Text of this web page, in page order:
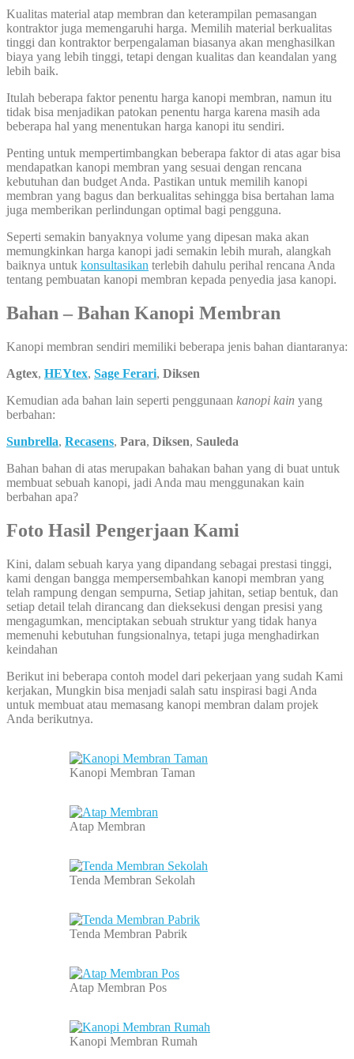
Kualitas material atap membran dan keterampilan pemasangan
kontraktor juga memengaruhi harga. Memilih material berkualitas
tinggi dan kontraktor berpengalaman biasanya akan menghasilkan
biaya yang lebih tinggi, tetapi dengan kualitas dan keandalan yang
lebih baik.
Itulah beberapa faktor penentu harga kanopi membran, namun itu
tidak bisa menjadikan patokan penentu harga karena masih ada
beberapa hal yang menentukan harga kanopi itu sendiri.
Penting untuk mempertimbangkan beberapa faktor di atas agar bisa
mendapatkan kanopi membran yang sesuai dengan rencana
kebutuhan dan budget Anda. Pastikan untuk memilih kanopi
membran yang bagus dan berkualitas sehingga bisa bertahan lama
juga memberikan perlindungan optimal bagi pengguna.
Seperti semakin banyaknya volume yang dipesan maka akan
memungkinkan harga kanopi jadi semakin lebih murah, alangkah
baiknya untuk konsultasikan terlebih dahulu perihal rencana Anda
tentang pembuatan kanopi membran kepada penyedia jasa kanopi.
Bahan – Bahan Kanopi Membran
Kanopi membran sendiri memiliki beberapa jenis bahan diantaranya:
Agtex, HEYtex, Sage Ferari, Diksen
Kemudian ada bahan lain seperti penggunaan kanopi kain yang
berbahan:
Sunbrella, Recasens, Para, Diksen, Sauleda
Bahan bahan di atas merupakan bahakan bahan yang di buat untuk
membuat sebuah kanopi, jadi Anda mau menggunakan kain
berbahan apa?
Foto Hasil Pengerjaan Kami
Kini, dalam sebuah karya yang dipandang sebagai prestasi tinggi,
kami dengan bangga mempersembahkan kanopi membran yang
telah rampung dengan sempurna, Setiap jahitan, setiap bentuk, dan
setiap detail telah dirancang dan dieksekusi dengan presisi yang
mengagumkan, menciptakan sebuah struktur yang tidak hanya
memenuhi kebutuhan fungsionalnya, tetapi juga menghadirkan
keindahan
Berikut ini beberapa contoh model dari pekerjaan yang sudah Kami
kerjakan, Mungkin bisa menjadi salah satu inspirasi bagi Anda
untuk membuat atau memasang kanopi membran dalam projek
Anda berikutnya.
Kanopi Membran Taman
Atap Membran
Tenda Membran Sekolah
Tenda Membran Pabrik
Atap Membran Pos
Kanopi Membran Rumah